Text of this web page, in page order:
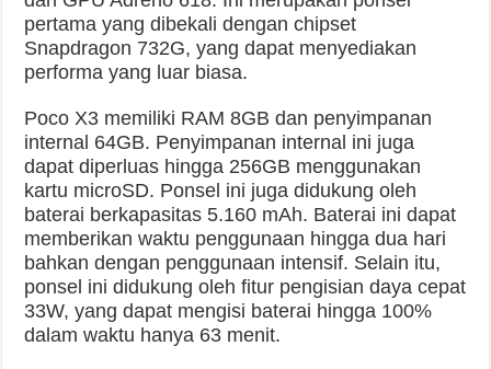
pertama yang dibekali dengan chipset
Snapdragon 732G, yang dapat menyediakan
performa yang luar biasa.
Poco X3 memiliki RAM 8GB dan penyimpanan
internal 64GB. Penyimpanan internal ini juga
dapat diperluas hingga 256GB menggunakan
kartu microSD. Ponsel ini juga didukung oleh
baterai berkapasitas 5.160 mAh. Baterai ini dapat
memberikan waktu penggunaan hingga dua hari
bahkan dengan penggunaan intensif. Selain itu,
ponsel ini didukung oleh fitur pengisian daya cepat
33W, yang dapat mengisi baterai hingga 100%
dalam waktu hanya 63 menit.